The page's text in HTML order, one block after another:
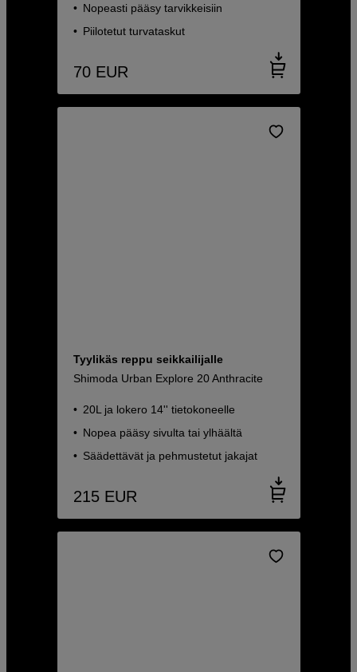
Nopeasti pääsy tarvikkeisiin
Piilotetut turvataskut
70 EUR
Tyylikäs reppu seikkailijalle
Shimoda Urban Explore 20 Anthracite
20L ja lokero 14'' tietokoneelle
Nopea pääsy sivulta tai ylhäältä
Säädettävät ja pehmustetut jakajat
215 EUR